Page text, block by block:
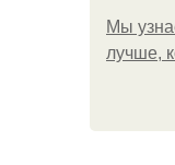
Мы
лучше,